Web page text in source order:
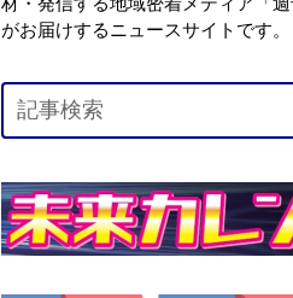
がお届けするニュースサイトです。